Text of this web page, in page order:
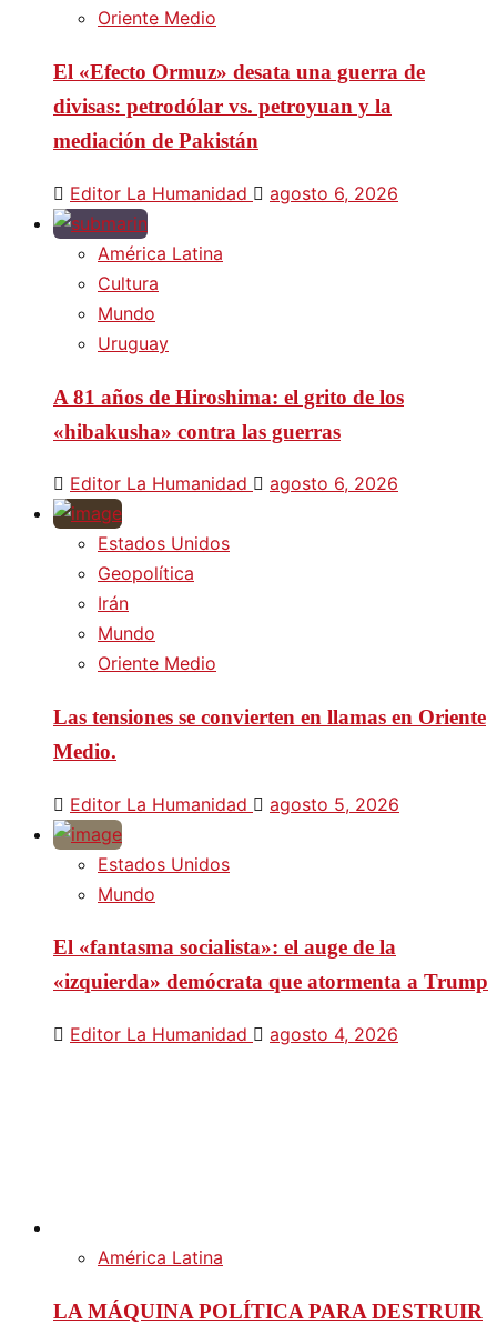
Oriente Medio
El «Efecto Ormuz» desata una guerra de
divisas: petrodólar vs. petroyuan y la
mediación de Pakistán
Editor La Humanidad agosto 6, 2026
América Latina
Cultura
Mundo
Uruguay
A 81 años de Hiroshima: el grito de los
«hibakusha» contra las guerras
Editor La Humanidad agosto 6, 2026
Estados Unidos
Geopolítica
Irán
Mundo
Oriente Medio
Las tensiones se convierten en llamas en Oriente
Medio.
Editor La Humanidad agosto 5, 2026
Estados Unidos
Mundo
El «fantasma socialista»: el auge de la
«izquierda» demócrata que atormenta a Trump
Editor La Humanidad agosto 4, 2026
América Latina
LA MÁQUINA POLÍTICA PARA DESTRUIR